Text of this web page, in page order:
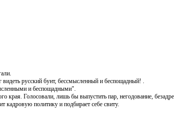
русский бунт, бессмысленный и беспощадный! .
и беспощадными".
края. Голосовали, лишь бы выпустить пар, негодование,
политику и подбирает себе свиту.